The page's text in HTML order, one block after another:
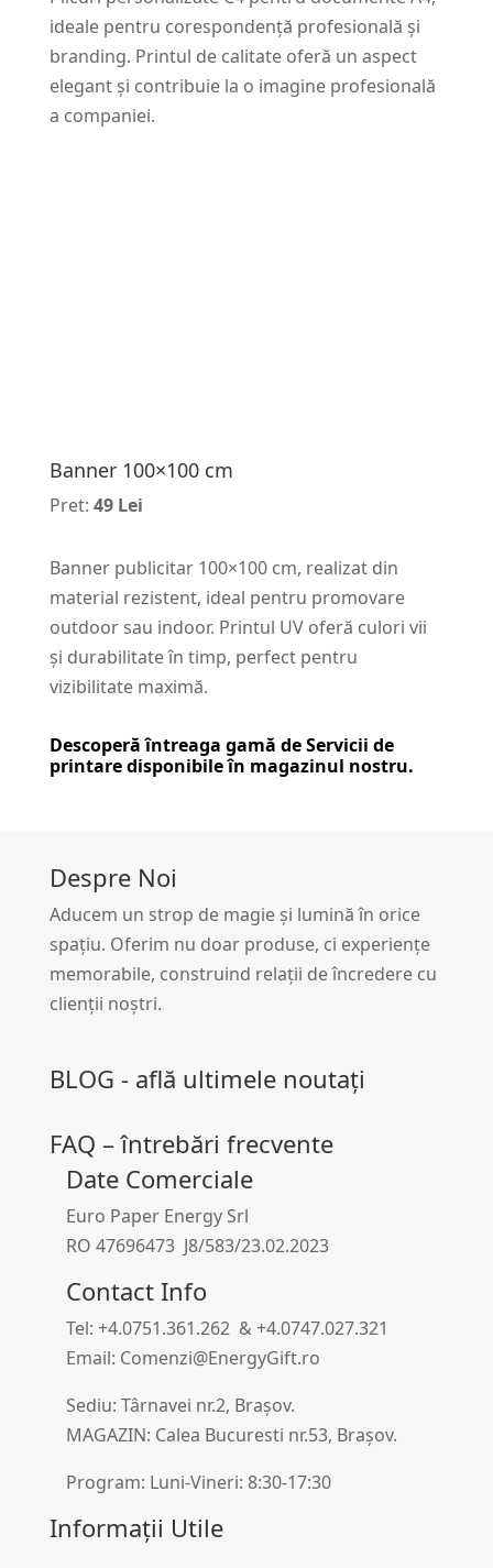
ideale pentru corespondență profesională și
branding. Printul de calitate oferă un aspect
elegant și contribuie la o imagine profesională
a companiei.
Banner 100×100 cm
Pret: 49 Lei
Banner publicitar 100×100 cm, realizat din
material rezistent, ideal pentru promovare
outdoor sau indoor. Printul UV oferă culori vii
și durabilitate în timp, perfect pentru
vizibilitate maximă.
Descoperă întreaga gamă deServicii de
printaredisponibile în magazinul nostru.
Despre Noi
Aducem un strop de magie și lumină în orice
spațiu. Oferim nu doar produse, ci experiențe
memorabile, construind relații de încredere cu
clienții noștri.
BLOG - află ultimele noutați
FAQ – întrebări frecvente
Date Comerciale
Euro Paper Energy Srl
RO 47696473 J8/583/23.02.2023
Contact Info
Tel: +4.0751.361.262 & +4.0747.027.321
Email: Comenzi@EnergyGift.ro
Sediu: Târnavei nr.2, Brașov.
MAGAZIN: Calea Bucuresti nr.53, Brașov.
Program: Luni-Vineri: 8:30-17:30
Informații Utile